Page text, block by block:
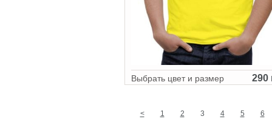
Выбрать цвет и размер 290
< 1 2 3 4 5 6